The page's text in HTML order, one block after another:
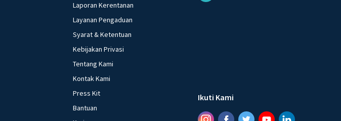
Laporan Kerentanan
Layanan Pengaduan
Syarat & Ketentuan
Kebijakan Privasi
Tentang Kami
Kontak Kami
Press Kit
Bantuan
Ikuti Kami